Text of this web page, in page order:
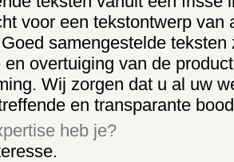
voor een tekstontwerp van
samengestelde teksten
en overtuiging van de
Wij zorgen dat u al uw
en transparante
heb je?